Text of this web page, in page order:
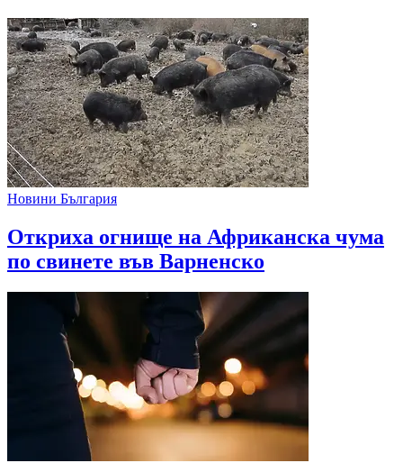
Новини България
Откриха огнище на Африканска чума
по свинете във Варненско